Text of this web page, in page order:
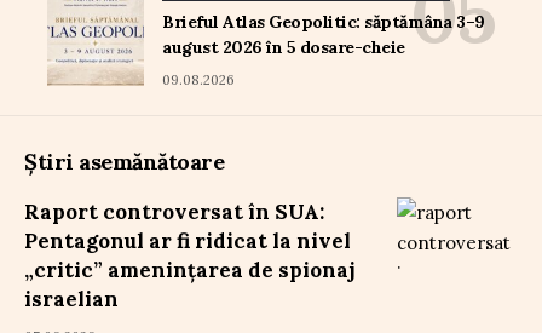
Brieful Atlas Geopolitic: săptămâna 3–9
august 2026 în 5 dosare-cheie
09.08.2026
Știri asemănătoare
Raport controversat în SUA:
Pentagonul ar fi ridicat la nivel
„critic” amenințarea de spionaj
israelian